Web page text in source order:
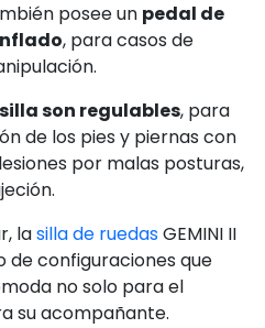
posee un pedal de
, para casos de
son regulables, para
de los pies y piernas con
por malas posturas,
lasilla de ruedasGEMINI II
de configuraciones que
no solo para el
su acompañante.